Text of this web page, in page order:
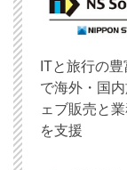
ITと旅行の
で海外・国
ェブ販売と
を支援